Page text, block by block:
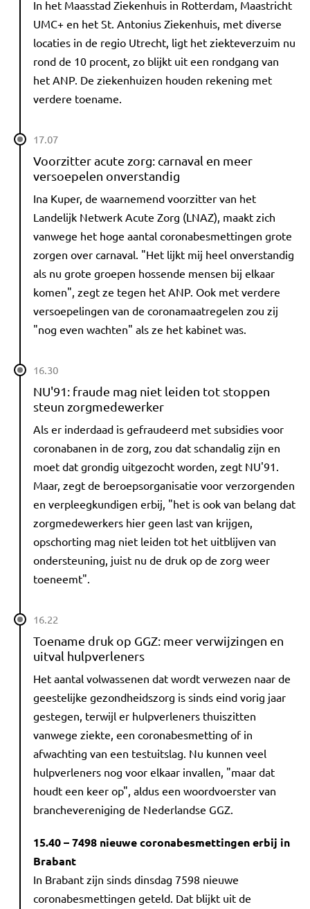
In het Maasstad Ziekenhuis in Rotterdam, Maastricht
UMC+ en het St. Antonius Ziekenhuis, met diverse
locaties in de regio Utrecht, ligt het ziekteverzuim nu
rond de 10 procent, zo blijkt uit een rondgang van
het ANP. De ziekenhuizen houden rekening met
verdere toename.
17.07
Voorzitter acute zorg: carnaval en meer
versoepelen onverstandig
Ina Kuper, de waarnemend voorzitter van het
Landelijk Netwerk Acute Zorg (LNAZ), maakt zich
vanwege het hoge aantal coronabesmettingen grote
zorgen over carnaval. "Het lijkt mij heel onverstandig
als nu grote groepen hossende mensen bij elkaar
komen", zegt ze tegen het ANP. Ook met verdere
versoepelingen van de coronamaatregelen zou zij
"nog even wachten" als ze het kabinet was.
16.30
NU'91: fraude mag niet leiden tot stoppen
steun zorgmedewerker
Als er inderdaad is gefraudeerd met subsidies voor
coronabanen in de zorg, zou dat schandalig zijn en
moet dat grondig uitgezocht worden, zegt NU'91.
Maar, zegt de beroepsorganisatie voor verzorgenden
en verpleegkundigen erbij, "het is ook van belang dat
zorgmedewerkers hier geen last van krijgen,
opschorting mag niet leiden tot het uitblijven van
ondersteuning, juist nu de druk op de zorg weer
toeneemt".
16.22
Toename druk op GGZ: meer verwijzingen en
uitval hulpverleners
Het aantal volwassenen dat wordt verwezen naar de
geestelijke gezondheidszorg is sinds eind vorig jaar
gestegen, terwijl er hulpverleners thuiszitten
vanwege ziekte, een coronabesmetting of in
afwachting van een testuitslag. Nu kunnen veel
hulpverleners nog voor elkaar invallen, "maar dat
houdt een keer op", aldus een woordvoerster van
branchevereniging de Nederlandse GGZ.
15.40 – 7498 nieuwe coronabesmettingen erbij in
Brabant
In Brabant zijn sinds dinsdag 7598 nieuwe
coronabesmettingen geteld. Dat blijkt uit de